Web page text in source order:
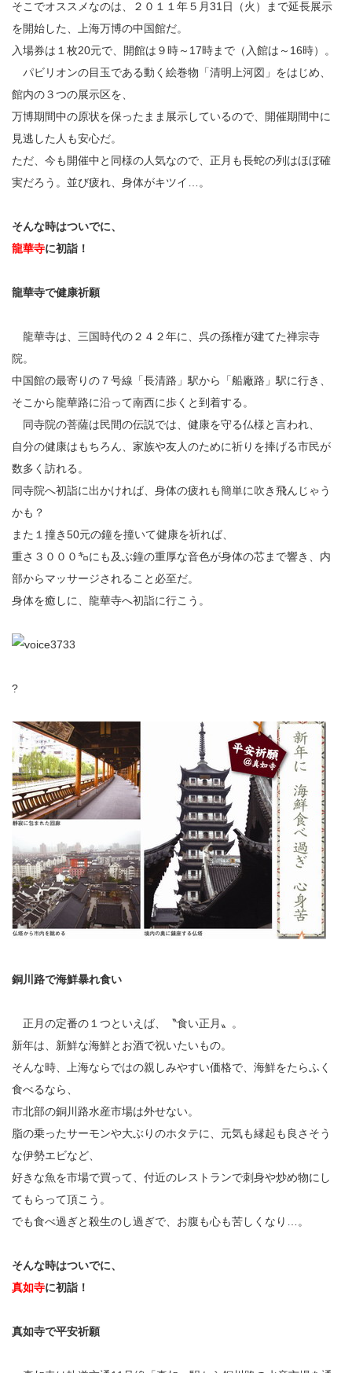
そこでオススメなのは、２０１１年５月31日（火）まで延長展示
を開始した、上海万博の中国館だ。
入場券は１枚20元で、開館は９時～17時まで（入館は～16時）。
パビリオンの目玉である動く絵巻物「清明上河図」をはじめ、
館内の３つの展示区を、
万博期間中の原状を保ったまま展示しているので、開催期間中に
見逃した人も安心だ。
ただ、今も開催中と同様の人気なので、正月も長蛇の列はほぼ確
実だろう。並び疲れ、身体がキツイ…。
そんな時はついでに、
龍華寺に初詣！
龍華寺で健康祈願
龍華寺は、三国時代の２４２年に、呉の孫権が建てた禅宗寺
院。
中国館の最寄りの７号線「長清路」駅から「船廠路」駅に行き、
そこから龍華路に沿って南西に歩くと到着する。
同寺院の菩薩は民間の伝説では、健康を守る仏様と言われ、
自分の健康はもちろん、家族や友人のために祈りを捧げる市民が
数多く訪れる。
同寺院へ初詣に出かければ、身体の疲れも簡単に吹き飛んじゃう
かも？
また１撞き50元の鐘を撞いて健康を祈れば、
重さ３０００㌔にも及ぶ鐘の重厚な音色が身体の芯まで響き、内
部からマッサージされること必至だ。
身体を癒しに、龍華寺へ初詣に行こう。
?
銅川路で海鮮暴れ食い
正月の定番の１つといえば、〝食い正月〟。
新年は、新鮮な海鮮とお酒で祝いたいもの。
そんな時、上海ならではの親しみやすい価格で、海鮮をたらふく
食べるなら、
市北部の銅川路水産市場は外せない。
脂の乗ったサーモンや大ぶりのホタテに、元気も縁起も良さそう
な伊勢エビなど、
好きな魚を市場で買って、付近のレストランで刺身や炒め物にし
てもらって頂こう。
でも食べ過ぎと殺生のし過ぎで、お腹も心も苦しくなり…。
そんな時はついでに、
真如寺に初詣！
真如寺で平安祈願